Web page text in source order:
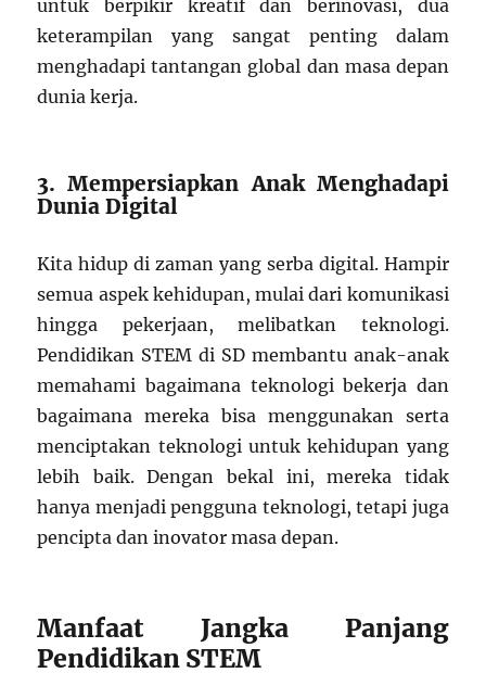
untuk berpikir kreatif dan berinovasi, dua
keterampilan yang sangat penting dalam
menghadapi tantangan global dan masa depan
dunia kerja.
3. Mempersiapkan Anak Menghadapi
Dunia Digital
Kita hidup di zaman yang serba digital. Hampir
semua aspek kehidupan, mulai dari komunikasi
hingga pekerjaan, melibatkan teknologi.
Pendidikan STEM di SD membantu anak-anak
memahami bagaimana teknologi bekerja dan
bagaimana mereka bisa menggunakan serta
menciptakan teknologi untuk kehidupan yang
lebih baik. Dengan bekal ini, mereka tidak
hanya menjadi pengguna teknologi, tetapi juga
pencipta dan inovator masa depan.
Manfaat Jangka Panjang
Pendidikan STEM